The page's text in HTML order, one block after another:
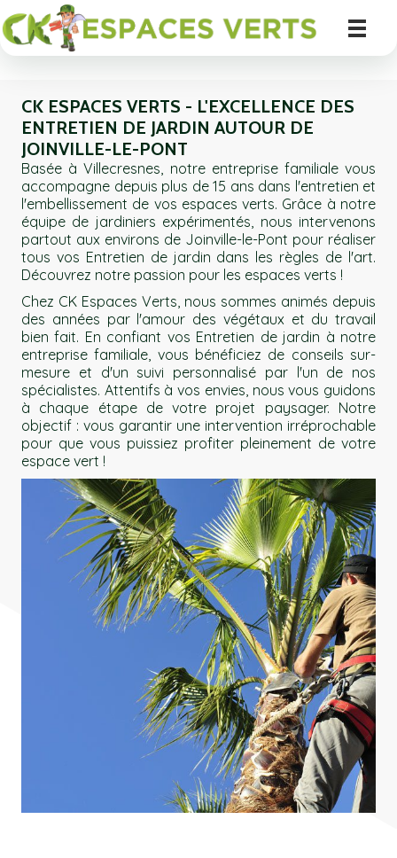
CK ESPACES VERTS - L'EXCELLENCE DES
ENTRETIEN DE JARDIN AUTOUR DE
JOINVILLE-LE-PONT
Basée à Villecresnes, notre entreprise familiale vous
accompagne depuis plus de 15 ans dans l'entretien et
l'embellissement de vos espaces verts. Grâce à notre
équipe de jardiniers expérimentés, nous intervenons
partout aux environs de Joinville-le-Pont pour réaliser
tous vos Entretien de jardin dans les règles de l'art.
Découvrez notre passion pour les espaces verts !
Chez CK Espaces Verts, nous sommes animés depuis
des années par l'amour des végétaux et du travail
bien fait. En confiant vos Entretien de jardin à notre
entreprise familiale, vous bénéficiez de conseils sur-
mesure et d'un suivi personnalisé par l'un de nos
spécialistes. Attentifs à vos envies, nous vous guidons
à chaque étape de votre projet paysager. Notre
objectif : vous garantir une intervention irréprochable
pour que vous puissiez profiter pleinement de votre
espace vert !